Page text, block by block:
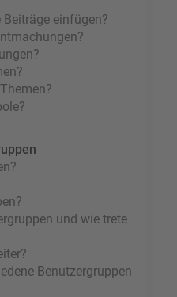
einfügen?
und wie trete
Benutzergruppen